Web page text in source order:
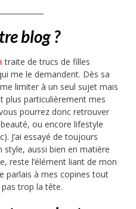
blog ?
traite de trucs de filles
me le demandent. Dès sa
limiter à un seul sujet mais
plus particulièrement mes
pourrez donc retrouver
ou encore lifestyle
J’ai essayé de toujours
aussi bien en matière
reste l’élément liant de mon
parlais à mes copines tout
trop la tête.